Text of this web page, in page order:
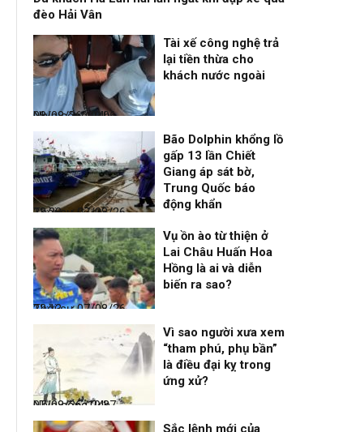
đèo Hải Vân
Nhịp sống 24h
08/08/26, 09:06
Tài xế công nghệ trả
lại tiền thừa cho
khách nước ngoài
Thời sự
07/08/26, 23:28
Bão Dolphin khổng lồ
gấp 13 lần Chiết
Giang áp sát bờ,
Trung Quốc báo
động khẩn
Thời sự
07/08/26, 22:13
Vụ ồn ào từ thiện ở
Lai Châu Huấn Hoa
Hồng là ai và diễn
biến ra sao?
Nhịp sống 24h
07/08/26, 19:37
Vì sao người xưa xem
“tham phú, phụ bần”
là điều đại kỵ trong
ứng xử?
Sắc lệnh mới của